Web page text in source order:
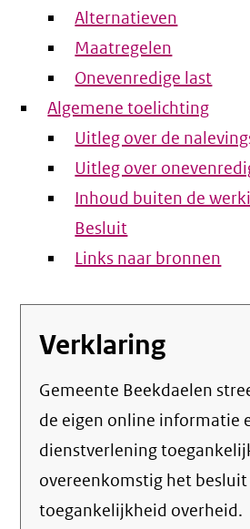
Alternatieven
Maatregelen
Onevenredige last
Algemene toelichting
Uitleg over de
Uitleg over
Inhoud buiten de
Besluit
Links naar bronnen
Verklaring
Gemeente Beekdaelen streeft ernaar om
de eigen online informatie
dienstverlening
overeenkomstig het
toegankelijkheid overheid.